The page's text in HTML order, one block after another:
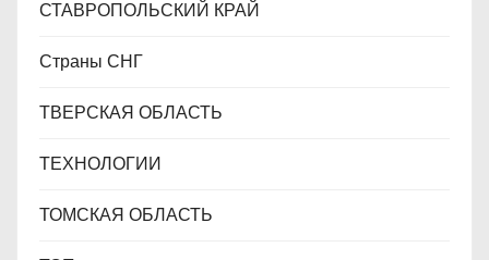
СТАВРОПОЛЬСКИЙ КРАЙ
Страны СНГ
ТВЕРСКАЯ ОБЛАСТЬ
ТЕХНОЛОГИИ
ТОМСКАЯ ОБЛАСТЬ